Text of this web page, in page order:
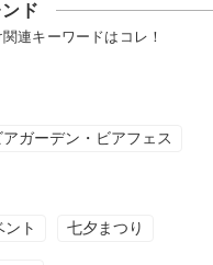
ド
連キーワードはコレ！
アガーデン・ビアフェス
ト 七夕まつり